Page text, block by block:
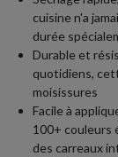
cuisine n'a
durée
Durable et
quotidiens,
moisissures
Facile à
100+ couleurs
des carreaux